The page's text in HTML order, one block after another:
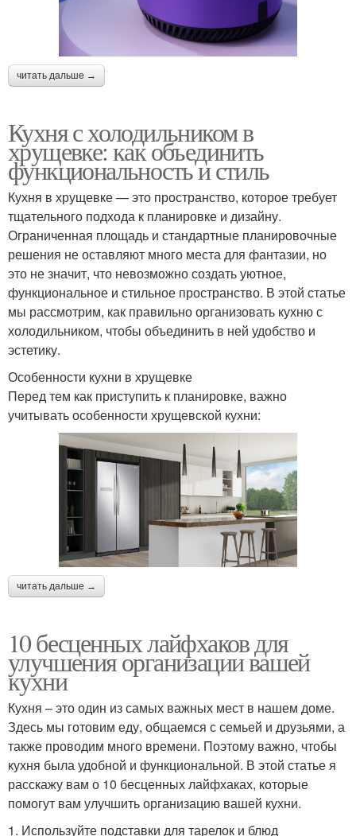
читать дальше →
Кухня с холодильником в
хрущевке: как объединить
функциональность и стиль
Кухня в хрущевке — это пространство, которое требует
тщательного подхода к планировке и дизайну.
Ограниченная площадь и стандартные планировочные
решения не оставляют много места для фантазии, но
это не значит, что невозможно создать уютное,
функциональное и стильное пространство. В этой статье
мы рассмотрим, как правильно организовать кухню с
холодильником, чтобы объединить в ней удобство и
эстетику.
Особенности кухни в хрущевке
Перед тем как приступить к планировке, важно
учитывать особенности хрущевской кухни:
читать дальше →
10 бесценных лайфхаков для
улучшения организации вашей
кухни
Кухня – это один из самых важных мест в нашем доме.
Здесь мы готовим еду, общаемся с семьей и друзьями, а
также проводим много времени. Поэтому важно, чтобы
кухня была удобной и функциональной. В этой статье я
расскажу вам о 10 бесценных лайфхаках, которые
помогут вам улучшить организацию вашей кухни.
1. Используйте подставки для тарелок и блюд